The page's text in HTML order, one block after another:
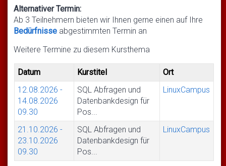
Alternativer Termin:
Ab 3 Teilnehmern bieten wir Ihnen gerne einen auf Ihre
Bedürfnisse abgestimmten Termin an
Weitere Termine zu diesem Kursthema
Datum Kurstitel
Ort
12.08.2026 -
14.08.2026
09.30
SQL Abfragen und
Datenbankdesign für
Pos...
LinuxCampus
21.10.2026 -
23.10.2026
09.30
SQL Abfragen und
Datenbankdesign für
Pos...
LinuxCampus